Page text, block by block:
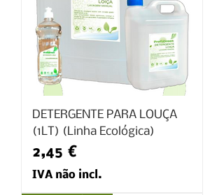
DETERGENTE PARA LOUÇA
(1LT) (Linha Ecológica)
Preço
2,45 €
IVA não incl.